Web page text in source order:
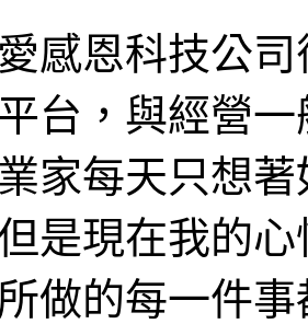
感恩科技公
台，與經營
家每天只想
是現在我的
做的每一件